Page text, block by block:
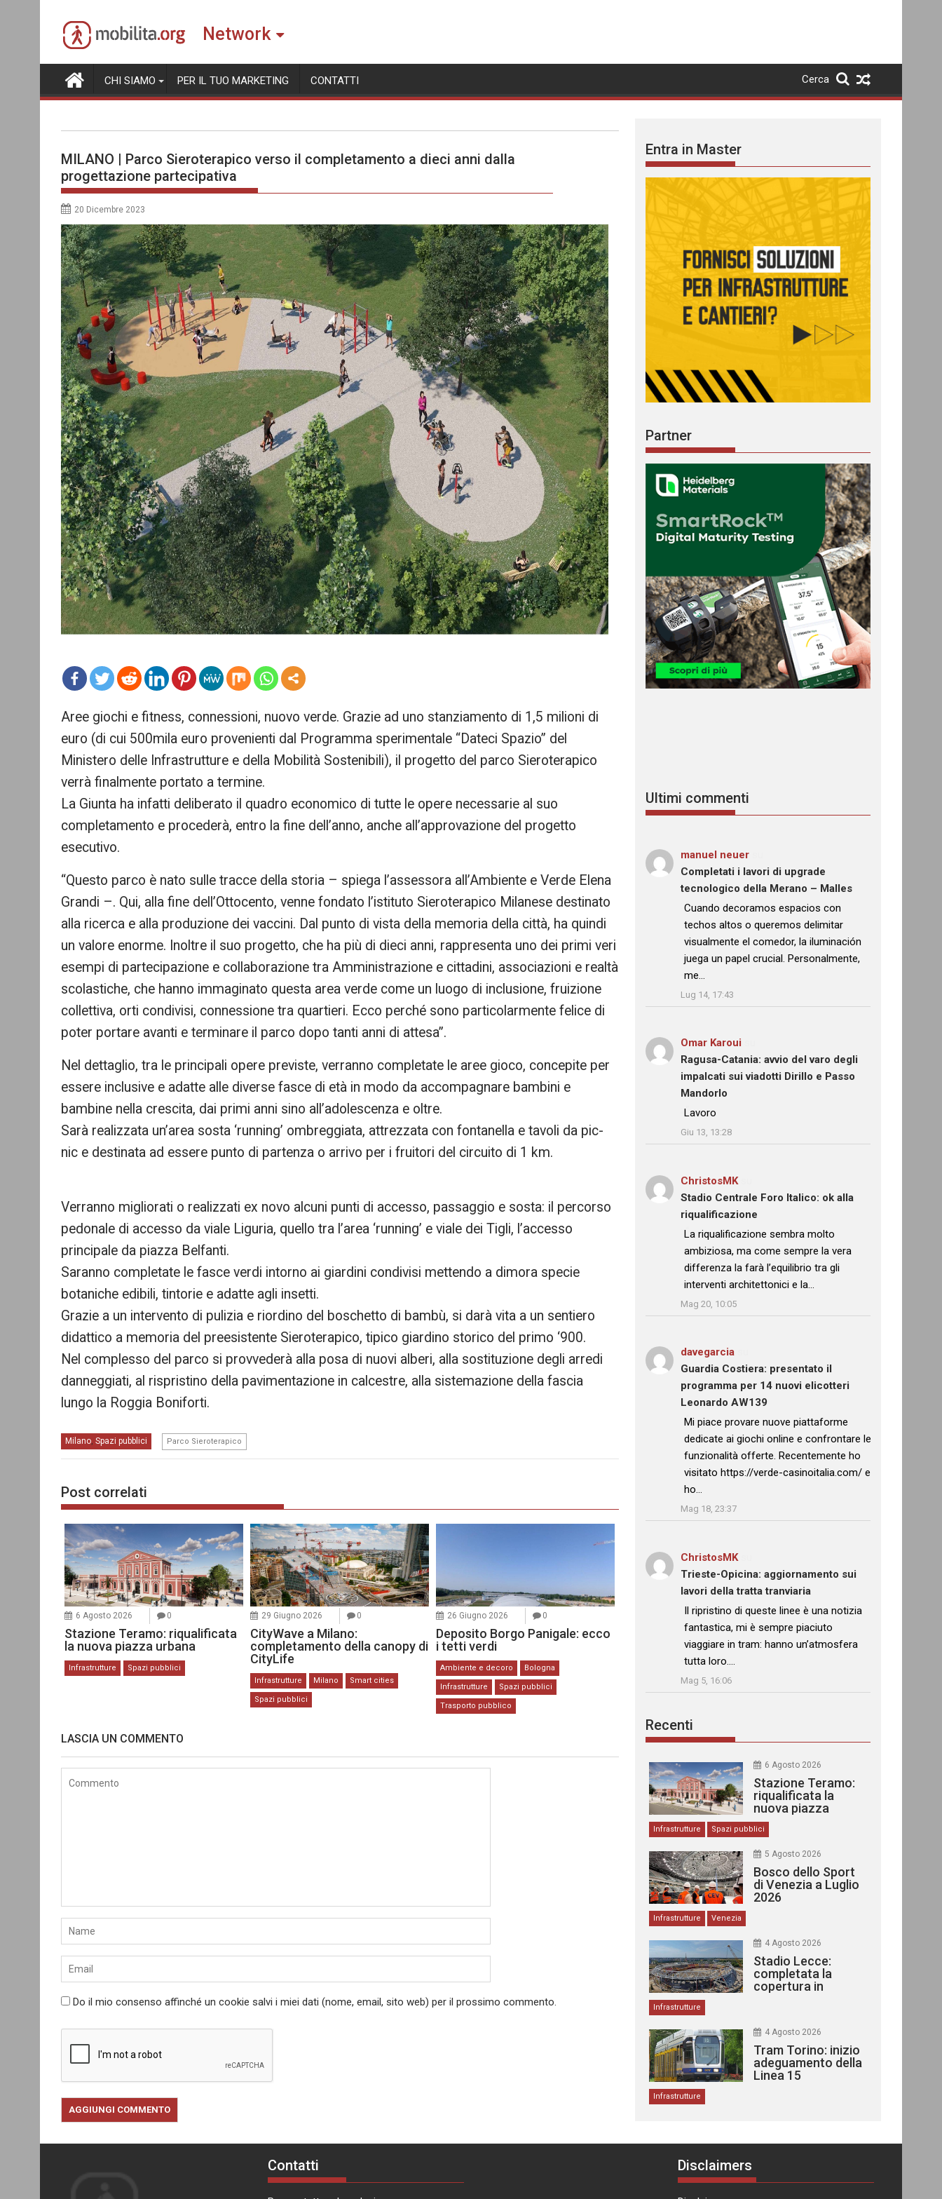
content
Network
CHI SIAMO PER IL TUO MARKETING CONTATTI Cerca
MILANO | Parco Sieroterapico verso il completamento a dieci anni dalla
progettazione partecipativa
20 Dicembre 2023
re
Aree giochi e fitness, connessioni, nuovo verde. Grazie ad uno stanziamento di 1,5 milioni di
euro (di cui 500mila euro provenienti dal Programma sperimentale “Dateci Spazio” del
Ministero delle Infrastrutture e della Mobilità Sostenibili), il progetto del parco Sieroterapico
verrà finalmente portato a termine.
La Giunta ha infatti deliberato il quadro economico di tutte le opere necessarie al suo
completamento e procederà, entro la fine dell’anno, anche all’approvazione del progetto
esecutivo.
“Questo parco è nato sulle tracce della storia – spiega l’assessora all’Ambiente e Verde Elena
Grandi –. Qui, alla fine dell’Ottocento, venne fondato l’istituto Sieroterapico Milanese destinato
alla ricerca e alla produzione dei vaccini. Dal punto di vista della memoria della città, ha quindi
un valore enorme. Inoltre il suo progetto, che ha più di dieci anni, rappresenta uno dei primi veri
esempi di partecipazione e collaborazione tra Amministrazione e cittadini, associazioni e realtà
scolastiche, che hanno immaginato questa area verde come un luogo di inclusione, fruizione
collettiva, orti condivisi, connessione tra quartieri. Ecco perché sono particolarmente felice di
poter portare avanti e terminare il parco dopo tanti anni di attesa”.
Nel dettaglio, tra le principali opere previste, verranno completate le aree gioco, concepite per
essere inclusive e adatte alle diverse fasce di età in modo da accompagnare bambini e
bambine nella crescita, dai primi anni sino all’adolescenza e oltre.
Sarà realizzata un’area sosta ‘running’ ombreggiata, attrezzata con fontanella e tavoli da pic-
nic e destinata ad essere punto di partenza o arrivo per i fruitori del circuito di 1 km.
Verranno migliorati o realizzati ex novo alcuni punti di accesso, passaggio e sosta: il percorso
pedonale di accesso da viale Liguria, quello tra l’area ‘running’ e viale dei Tigli, l’accesso
principale da piazza Belfanti.
Saranno completate le fasce verdi intorno ai giardini condivisi mettendo a dimora specie
botaniche edibili, tintorie e adatte agli insetti.
Grazie a un intervento di pulizia e riordino del boschetto di bambù, si darà vita a un sentiero
didattico a memoria del preesistente Sieroterapico, tipico giardino storico del primo ‘900.
Nel complesso del parco si provvederà alla posa di nuovi alberi, alla sostituzione degli arredi
danneggiati, al rispristino della pavimentazione in calcestre, alla sistemazione della fascia
lungo la Roggia Boniforti.
Milano, Spazi pubblici Parco Sieroterapico
Post correlati
6 Agosto 2026 0
Stazione Teramo: riqualificata
la nuova piazza urbana
Infrastrutture Spazi pubblici
29 Giugno 2026 0
CityWave a Milano:
completamento della canopy di
CityLife
Infrastrutture Milano Smart cities
Spazi pubblici
26 Giugno 2026 0
Deposito Borgo Panigale: ecco
i tetti verdi
Ambiente e decoro Bologna
Infrastrutture Spazi pubblici
Trasporto pubblico
LASCIA UN COMMENTO
Do il mio consenso affinché un cookie salvi i miei dati (nome, email, sito web) per il prossimo commento.
Entra in Master
Partner
Ultimi commenti
manuel neuer
Completati i lavori di upgrade
tecnologico della Merano – Malles
: “
Cuando decoramos espacios con
techos altos o queremos delimitar
visualmente el comedor, la iluminación
juega un papel crucial. Personalmente,
me…
Lug 14, 17:43
Omar Karoui
Ragusa-Catania: avvio del varo degli
impalcati sui viadotti Dirillo e Passo
Mandorlo
: “Lavoro
Giu 13, 13:28
ChristosMKsu
Stadio Centrale Foro Italico: ok alla
riqualificazione
: “La riqualificazione sembra molto
ambiziosa, ma come sempre la vera
differenza la farà l’equilibrio tra gli
interventi architettonici e la…
Mag 20, 10:05
davegarcia
Guardia Costiera: presentato il
programma per 14 nuovi elicotteri
Leonardo AW139
: “
Mi piace provare nuove piattaforme
dedicate ai giochi online e confrontare le
funzionalità offerte. Recentemente ho
visitato https://verde-casinoitalia.com/ e
ho…
Mag 18, 23:37
ChristosMKsu
Trieste-Opicina: aggiornamento sui
lavori della tratta tranviaria
: “
Il ripristino di queste linee è una notizia
fantastica, mi è sempre piaciuto
viaggiare in tram: hanno un’atmosfera
tutta loro.…
Mag 5, 16:06
Recenti
6 Agosto 2026
Stazione Teramo:
riqualificata la
nuova piazza
urbana
Infrastrutture Spazi pubblici
5 Agosto 2026
Bosco dello Sport
di Venezia a Luglio
2026
Infrastrutture Venezia
4 Agosto 2026
Stadio Lecce:
completata la
copertura in
Infrastrutture
4 Agosto 2026
Tram Torino: inizio
adeguamento della
Linea 15
Infrastrutture
Contatti Disclaimers